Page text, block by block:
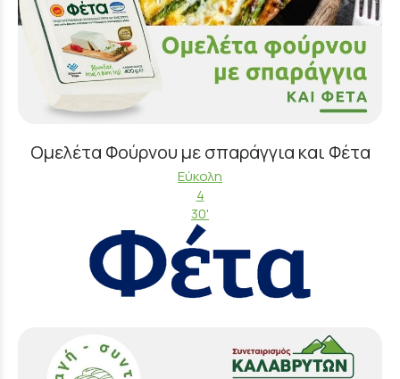
Ομελέτα Φούρνου με σπαράγγια και Φέτα
Εύκολη
4
30'